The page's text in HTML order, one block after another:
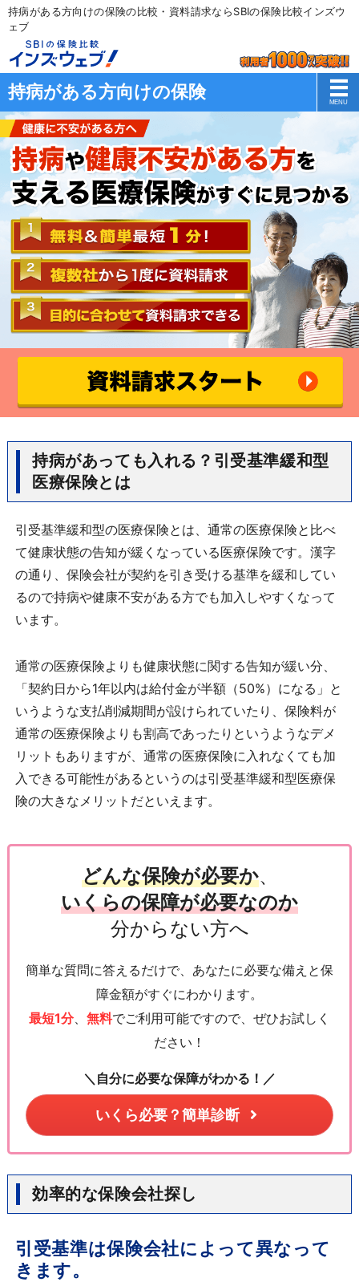
持病がある方向けの保険の比較・資料請求ならSBIの保険比較インズウ
ェブ
持病がある方向けの保険
持病があっても入れる？引受基準緩和型
医療保険とは
引受基準緩和型の医療保険とは、通常の医療保険と比べ
て健康状態の告知が緩くなっている医療保険です。漢字
の通り、保険会社が契約を引き受ける基準を緩和してい
るので持病や健康不安がある方でも加入しやすくなって
います。
通常の医療保険よりも健康状態に関する告知が緩い分、
「契約日から1年以内は給付金が半額（50%）になる」と
いうような支払削減期間が設けられていたり、保険料が
通常の医療保険よりも割高であったりというようなデメ
リットもありますが、通常の医療保険に入れなくても加
入できる可能性があるというのは引受基準緩和型医療保
険の大きなメリットだといえます。
どんな保険が必要か、
いくらの保障が必要なのか
分からない方へ
簡単な質問に答えるだけで、あなたに必要な備えと保
障金額がすぐにわかります。
最短1分、 無料でご利用可能ですので、ぜひお試しく
ださい！
＼自分に必要な保障がわかる！／
いくら必要？簡単診断
効率的な保険会社探し
引受基準は保険会社によって異なって
きます。